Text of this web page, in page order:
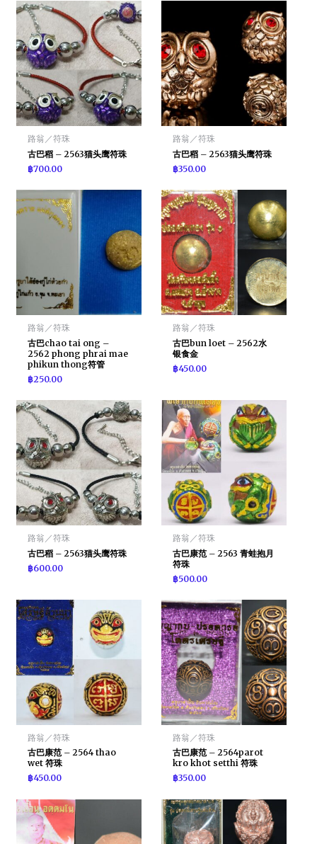
路翁／符珠
古巴稻 – 2563猫头鹰符珠
฿700.00
路翁／符珠
古巴稻 – 2563猫头鹰符珠
฿350.00
路翁／符珠
古巴chao tai ong –
2562 phong phrai mae
phikun thong符管
฿250.00
路翁／符珠
古巴bun loet – 2562水
银食金
฿450.00
路翁／符珠
古巴稻 – 2563猫头鹰符珠
฿600.00
路翁／符珠
古巴康范 – 2563 青蛙抱月
符珠
฿500.00
路翁／符珠
古巴康范 – 2564 thao
wet 符珠
฿450.00
路翁／符珠
古巴康范 – 2564parot
kro khot setthi 符珠
฿350.00